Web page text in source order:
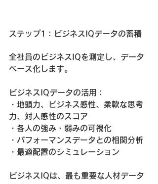
ステップ1：ビジネスIQデータの蓄積
全社員のビジネスIQを測定し、データ
ベース化します。
ビジネスIQデータの活用：
・地頭力、ビジネス感性、柔軟な思考
力、対人感性のスコア
・各人の強み・弱みの可視化
・パフォーマンスデータとの相関分析
・最適配置のシミュレーション
ビジネスIQは、最も重要な人材データ